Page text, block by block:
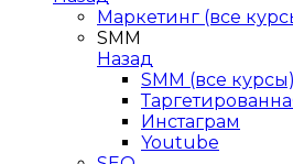
Маркетинг (все
SMM
Назад
SMM (все курсы)
Инстаграм
Youtube